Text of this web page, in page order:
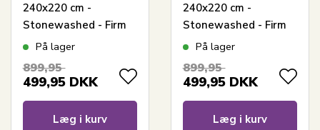
240x220 cm -
Stonewashed - Firm
bluePå lager
899,95
499,95 DKK
Læg i kurv
240x220 cm -
Stonewashed - Firm
brown
På lager
899,95
499,95 DKK
Læg i kurv